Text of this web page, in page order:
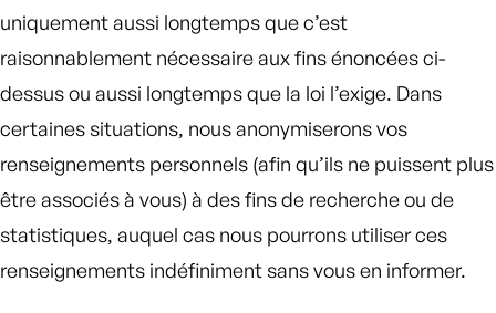
uniquement aussi longtemps que c’est
raisonnablement nécessaire aux fins énoncées ci-
dessus ou aussi longtemps que la loi l’exige. Dans
certaines situations, nous anonymiserons vos
renseignements personnels (afin qu’ils ne puissent plus
être associés à vous) à des fins de recherche ou de
statistiques, auquel cas nous pourrons utiliser ces
renseignements indéfiniment sans vous en informer.